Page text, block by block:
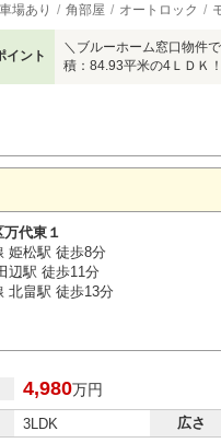
場あり 角部屋 オートロック
イント
＼ブルーホーム窓口物件
積：84.93平米の4ＬＤＫ
代東１
姫松駅 徒歩8分
辺駅 徒歩11分
北畠駅 徒歩13分
4,980万円
3LDK 広さ